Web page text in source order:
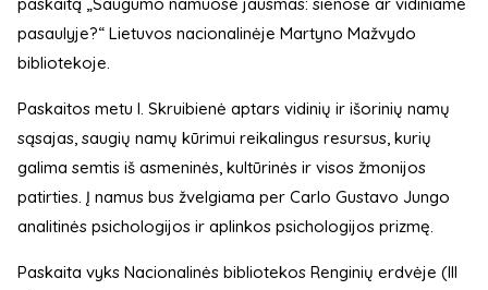
pasaulyje?“ Lietuvos nacionalinėje Martyno Mažvydo
bibliotekoje.
Paskaitos metu I. Skruibienė aptars vidinių ir išorinių namų
sąsajas, saugių namų kūrimui reikalingus resursus, kurių
galima semtis iš asmeninės, kultūrinės ir visos žmonijos
patirties. Į namus bus žvelgiama per Carlo Gustavo Jungo
analitinės psichologijos ir aplinkos psichologijos prizmę.
Paskaita vyks Nacionalinės bibliotekos Renginių erdvėje (III